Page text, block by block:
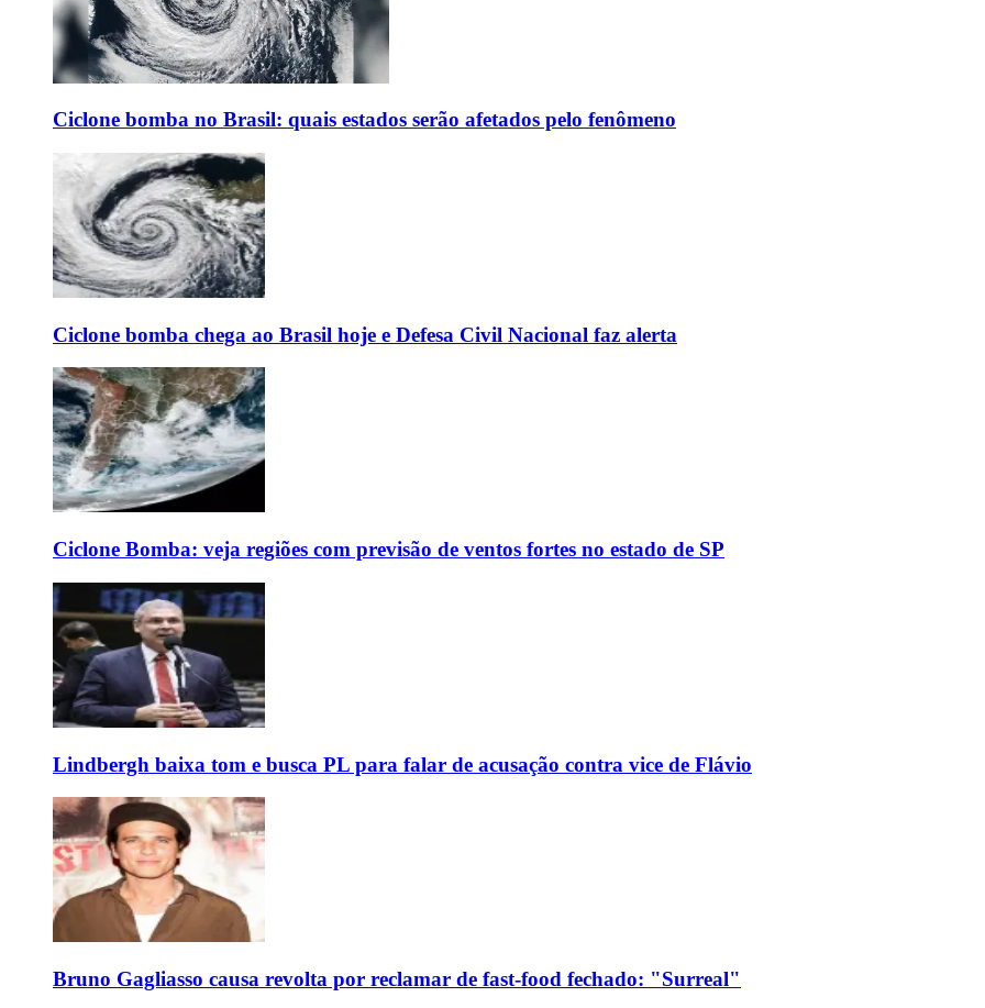
Ciclone bomba no Brasil: quais estados serão afetados pelo fenômeno
Ciclone bomba chega ao Brasil hoje e Defesa Civil Nacional faz alerta
Ciclone Bomba: veja regiões com previsão de ventos fortes no estado de SP
Lindbergh baixa tom e busca PL para falar de acusação contra vice de Flávio
Bruno Gagliasso causa revolta por reclamar de fast-food fechado: "Surreal"